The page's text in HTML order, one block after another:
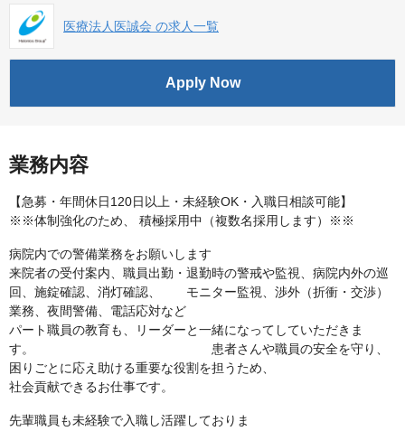
医療法人医誠会 の求人一覧
Apply Now
業務内容
【急募・年間休日120日以上・未経験OK・入職日相談可能】
※※体制強化のため、 積極採用中（複数名採用します）※※
病院内での警備業務をお願いします
来院者の受付案内、職員出勤・退勤時の警戒や監視、病院内外の巡
回、施錠確認、消灯確認、 モニター監視、渉外（折衝・交渉）
業務、夜間警備、電話応対など
パート職員の教育も、リーダーと一緒になってしていただきま
す。 患者さんや職員の安全を守り、
困りごとに応え助ける重要な役割を担うため、
社会貢献できるお仕事です。
先輩職員も未経験で入職し活躍しておりま